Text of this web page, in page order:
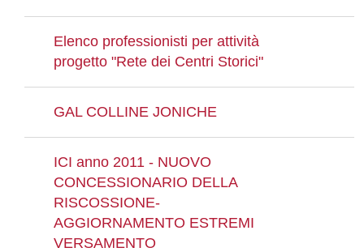
Elenco professionisti per attività
progetto "Rete dei Centri Storici"
GAL COLLINE JONICHE
ICI anno 2011 - NUOVO
CONCESSIONARIO DELLA
RISCOSSIONE-
AGGIORNAMENTO ESTREMI
VERSAMENTO